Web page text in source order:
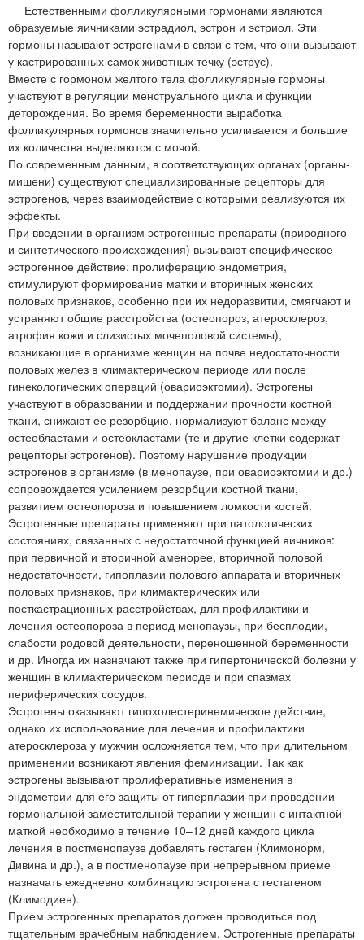
Естественными фолликулярными гормонами являются
образуемые яичниками эстрадиол, эстрон и эстриол. Эти
гормоны называют эстрогенами в связи с тем, что они вызывают
у кастрированных самок животных течку (эструс).
Вместе с гормоном желтого тела фолликулярные гормоны
участвуют в регуляции менструального цикла и функции
деторождения. Во время беременности выработка
фолликулярных гормонов значительно усиливается и большие
их количества выделяются с мочой.
По современным данным, в соответствующих органах (органы-
мишени) существуют специализированные рецепторы для
эстрогенов, через взаимодействие с которыми реализуются их
эффекты.
При введении в организм эстрогенные препараты (природного
и синтетического происхождения) вызывают специфическое
эстрогенное действие: пролиферацию эндометрия,
стимулируют формирование матки и вторичных женских
половых признаков, особенно при их недоразвитии, смягчают и
устраняют общие расстройства (остеопороз, атеросклероз,
атрофия кожи и слизистых мочеполовой системы),
возникающие в организме женщин на почве недостаточности
половых желез в климактерическом периоде или после
гинекологических операций (овариоэктомии). Эстрогены
участвуют в образовании и поддержании прочности костной
ткани, снижают ее резорбцию, нормализуют баланс между
остеобластами и остеокластами (те и другие клетки содержат
рецепторы эстрогенов). Поэтому нарушение продукции
эстрогенов в организме (в менопаузе, при овариоэктомии и др.)
сопровождается усилением резорбции костной ткани,
развитием остеопороза и повышением ломкости костей.
Эстрогенные препараты применяют при патологических
состояниях, связанных с недостаточной функцией яичников:
при первичной и вторичной аменорее, вторичной половой
недостаточности, гипоплазии полового аппарата и вторичных
половых признаков, при климактерических или
посткастрационных расстройствах, для профилактики и
лечения остеопороза в период менопаузы, при бесплодии,
слабости родовой деятельности, переношенной беременности
и др. Иногда их назначают также при гипертонической болезни у
женщин в климактерическом периоде и при спазмах
периферических сосудов.
Эстрогены оказывают гипохолестеринемическое действие,
однако их использование для лечения и профилактики
атеросклероза у мужчин осложняется тем, что при длительном
применении возникают явления феминизации. Так как
эстрогены вызывают пролиферативные изменения в
эндометрии для его защиты от гиперплазии при проведении
гормональной заместительной терапии у женщин с интактной
маткой необходимо в течение 10–12 дней каждого цикла
лечения в постменопаузе добавлять гестаген (Климонорм,
Дивина и др.), а в постменопаузе при непрерывном приеме
назначать ежедневно комбинацию эстрогена с гестагеном
(Климодиен).
Прием эстрогенных препаратов должен проводиться под
тщательным врачебным наблюдением. Эстрогенные препараты